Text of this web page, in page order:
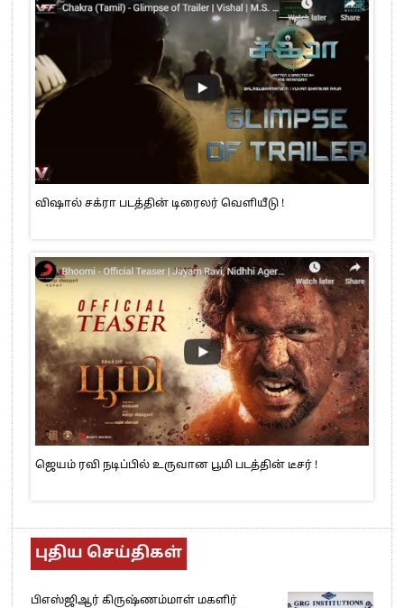
விஷால் சக்ரா படத்தின் டிரைலர் வெளியீடு !
ஜெயம் ரவி நடிப்பில் உருவான பூமி படத்தின் டீசர் !
புதிய செய்திகள்
பிஎஸ்ஜிஆர் கிருஷ்ணம்மாள் மகளிர்